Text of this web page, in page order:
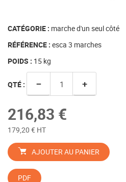
CATÉGORIE : marche d'un seul côté
RÉFÉRENCE : esca 3 marches
POIDS : 15 kg
QTÉ : − +
216,83 €
179,20 € HT
AJOUTER AU PANIER
PDF